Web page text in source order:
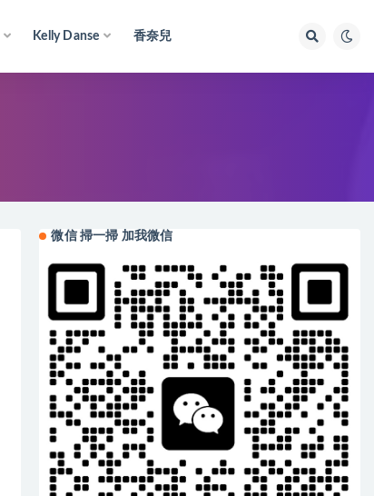
Kelly Danse 香奈兒
微信 掃一掃 加我微信